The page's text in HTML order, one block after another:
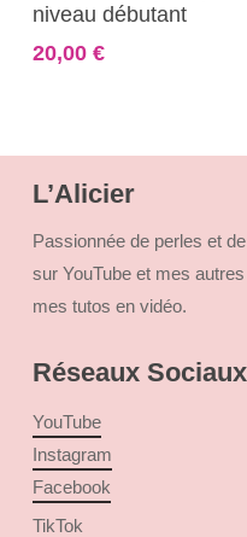
niveau débutant
20,00 €
L’Alicier
Passionnée de perles et
sur YouTube et mes
mes tutos en vidéo.
Réseaux Sociaux
YouTube
Instagram
Facebook
TikTok